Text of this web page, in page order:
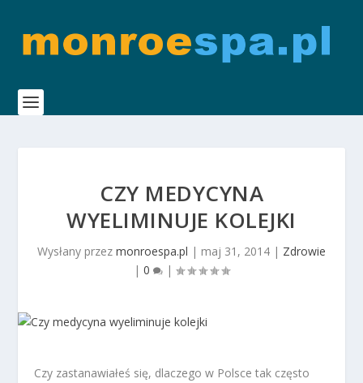
CZY MEDYCYNA
WYELIMINUJE KOLEJKI
Wysłany przez monroespa.pl | maj 31, 2014 | Zdrowie
| 0 |
Czy zastanawiałeś się, dlaczego w Polsce tak często